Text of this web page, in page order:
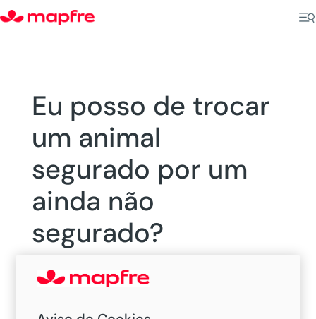
Eu posso de trocar
um animal
segurado por um
ainda não
segurado?